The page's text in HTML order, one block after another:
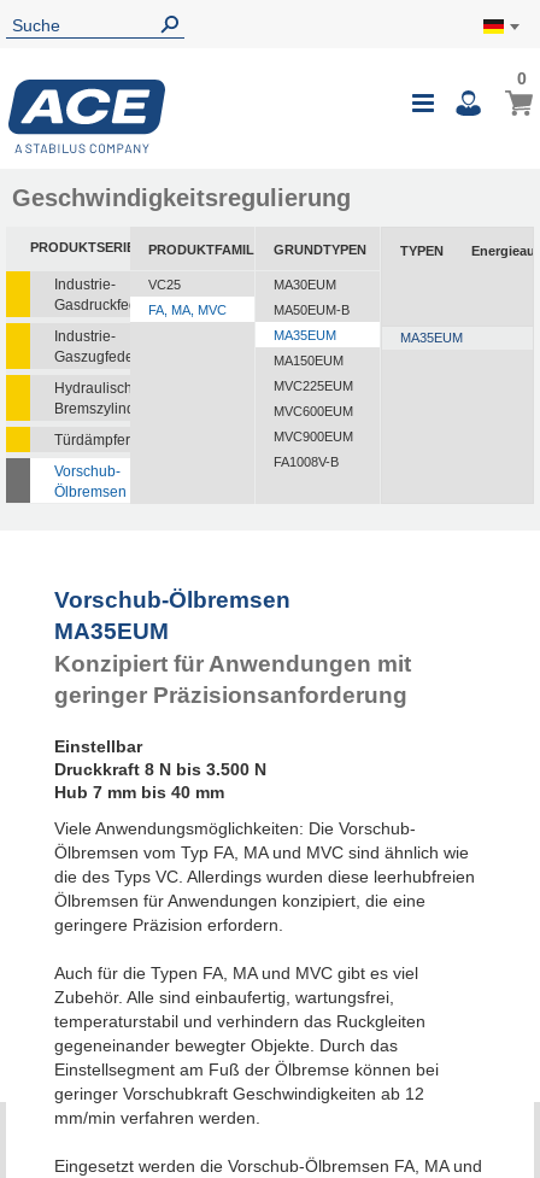
0
Geschwindigkeitsregulierung
PRODUKTSERIEN
Industrie-
Gasdruckfedern
Industrie-
Gaszugfedern
Hydraulische
Bremszylinder
Türdämpfer
Vorschub-
Ölbremsen
PRODUKTFAMILIEN
VC25
FA, MA, MVC
GRUNDTYPEN
MA30EUM
MA50EUM-B
MA35EUM
MA150EUM
MVC225EUM
MVC600EUM
MVC900EUM
FA1008V-B
TYPEN
MA35EUM
Vorschub-Ölbremsen
MA35EUM
Konzipiert für Anwendungen mit
geringer Präzisionsanforderung
Einstellbar
Druckkraft 8 N bis 3.500 N
Hub 7 mm bis 40 mm
Viele Anwendungsmöglichkeiten: Die Vorschub-
Ölbremsen vom Typ FA, MA und MVC sind ähnlich wie
die des Typs VC. Allerdings wurden diese leerhubfreien
Ölbremsen für Anwendungen konzipiert, die eine
geringere Präzision erfordern.
Auch für die Typen FA, MA und MVC gibt es viel
Zubehör. Alle sind einbaufertig, wartungsfrei,
temperaturstabil und verhindern das Ruckgleiten
gegeneinander bewegter Objekte. Durch das
Einstellsegment am Fuß der Ölbremse können bei
geringer Vorschubkraft Geschwindigkeiten ab 12
mm/min verfahren werden.
Eingesetzt werden die Vorschub-Ölbremsen FA, MA und